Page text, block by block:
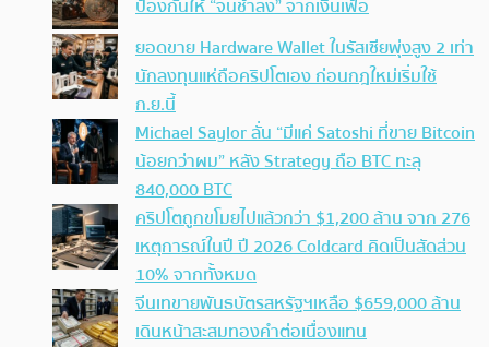
ป้องกันให้ “จนช้าลง” จากเงินเฟ้อ
ยอดขาย Hardware Wallet ในรัสเซียพุ่งสูง 2 เท่า
นักลงทุนแห่ถือคริปโตเอง ก่อนกฎใหม่เริ่มใช้
ก.ย.นี้
Michael Saylor ลั่น “มีแค่ Satoshi ที่ขาย Bitcoin
น้อยกว่าผม” หลัง Strategy ถือ BTC ทะลุ
840,000 BTC
คริปโตถูกขโมยไปแล้วกว่า $1,200 ล้าน จาก 276
เหตุการณ์ในปี ปี 2026 Coldcard คิดเป็นสัดส่วน
10% จากทั้งหมด
จีนเทขายพันธบัตรสหรัฐฯเหลือ $659,000 ล้าน
เดินหน้าสะสมทองคำต่อเนื่องแทน